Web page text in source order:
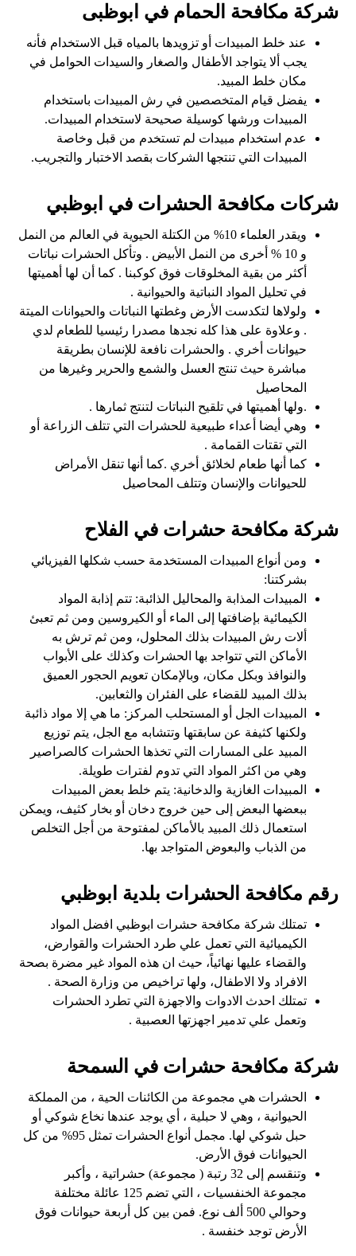
شركة مكافحة الحمام في ابوظبى
عند خلط المبيدات أو تزويدها بالمياه قبل الاستخدام فأنه
يجب ألا يتواجد الأطفال والصغار والسيدات الحوامل في
مكان خلط المبيد.
يفضل قيام المتخصصين في رش المبيدات باستخدام
المبيدات ورشها كوسيلة صحيحة لاستخدام المبيدات.
عدم استخدام مبيدات لم تستخدم من قبل وخاصة
المبيدات التي تنتجها الشركات بقصد الاختبار والتجريب.
شركات مكافحة الحشرات في ابوظبي
ويقدر العلماء 10% من الكتلة الحيوية في العالم من النمل
و 10 % أخرى من النمل الأبيض . وتأكل الحشرات نباتات
أكثر من بقية المخلوقات فوق كوكبنا . كما أن لها أهميتها
في تحليل المواد النباتية والحيوانية .
ولولاها لتكدست الأرض وغطتها النباتات والحيوانات الميتة
. وعلاوة على هذا كله نجدها مصدرا رئيسيا للطعام لدي
حيوانات أخري . والحشرات نافعة للإنسان بطريقة
مباشرة حيث تنتج العسل والشمع والحرير وغيرها من
المحاصيل
.ولها أهميتها في تلقيح النباتات لتنتج ثمارها .
وهي أيضا أعداء طبيعية للحشرات التي تتلف الزراعة أو
التي تقتات القمامة .
كما أنها طعام لخلائق أخري .كما أنها تنقل الأمراض
للحيوانات والإنسان وتتلف المحاصيل
شركة مكافحة حشرات في الفلاح
ومن أنواع المبيدات المستخدمة حسب شكلها الفيزيائي
بشركتنا:
المبيدات المذابة والمحاليل الذائبة: تتم إذابة المواد
الكيمائية بإضافتها إلى الماء أو الكيروسين ومن ثم تعبئ
ألات رش المبيدات بذلك المحلول، ومن ثم ترش به
الأماكن التي تتواجد بها الحشرات وكذلك على الأبواب
والنوافذ وبكل مكان، وبالإمكان تعويم الحجور العميق
بذلك المبيد للقضاء على الفئران والثعابين.
المبيدات الجل أو المستحلب المركز: ما هي إلا مواد ذائبة
ولكنها كثيفة عن سابقتها وتتشابه مع الجل، يتم توزيع
المبيد على المسارات التي تخذها الحشرات كالصراصير
وهي من اكثر المواد التي تدوم لفترات طويلة.
المبيدات الغازية والدخانية: يتم خلط بعض المبيدات
ببعضها البعض إلى حين خروج دخان أو بخار كثيف، ويمكن
استعمال ذلك المبيد بالأماكن لمفتوحة من أجل التخلص
من الذباب والبعوض المتواجد بها.
رقم مكافحة الحشرات بلدية ابوظبي
تمتلك شركة مكافحة حشرات ابوظبي افضل المواد
الكيميائية التي تعمل علي طرد الحشرات والقوارض،
والقضاء عليها نهائياً، حيث ان هذه المواد غير مضرة بصحة
الافراد ولا الاطفال، ولها تراخيص من وزارة الصحة .
تمتلك احدث الادوات والاجهزة التي تطرد الحشرات
وتعمل علي تدمير اجهزتها العصبية .
شركة مكافحة حشرات في السمحة
الحشرات هي مجموعة من الكائنات الحية ، من المملكة
الحيوانية ، وهي لا حبلية ، أي يوجد عندها نخاع شوكي أو
حبل شوكي لها. مجمل أنواع الحشرات تمثل 95% من كل
الحيوانات فوق الأرض.
وتنقسم إلى 32 رتبة ( مجموعة) حشراتية ، وأكبر
مجموعة الخنفسيات ، التي تضم 125 عائلة مختلفة
وحوالي 500 ألف نوع. فمن بين كل أربعة حيوانات فوق
الأرض توجد خنفسة .